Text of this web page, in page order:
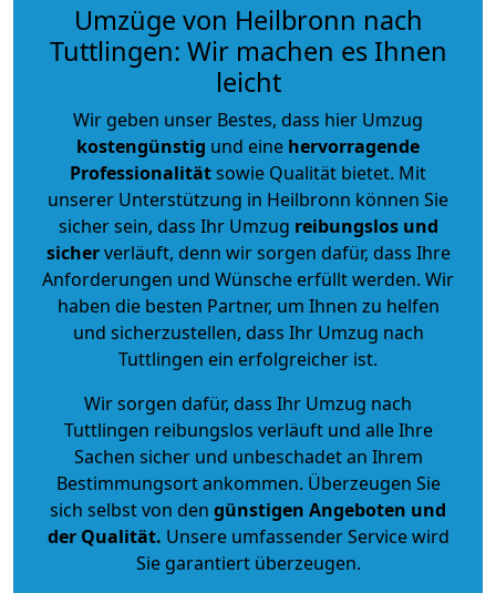
Umzüge von Heilbronn nach
Tuttlingen: Wir machen es Ihnen
leicht
Wir geben unser Bestes, dass hier Umzug
kostengünstig und eine hervorragende
Professionalitätsowie Qualität bietet. Mit
unserer Unterstützung in Heilbronn können Sie
sicher sein, dass Ihr Umzug reibungslos und
sicherverläuft, denn wir sorgen dafür, dass Ihre
Anforderungen und Wünsche erfüllt werden. Wir
haben die besten Partner, um Ihnen zu helfen
und sicherzustellen, dass Ihr Umzug nach
Tuttlingen ein erfolgreicher ist.
Wir sorgen dafür, dass Ihr Umzug nach
Tuttlingen reibungslos verläuft und alle Ihre
Sachen sicher und unbeschadet an Ihrem
Bestimmungsort ankommen. Überzeugen Sie
sich selbst von den günstigen Angeboten und
der Qualität. Unsere umfassender Service wird
Sie garantiert überzeugen.